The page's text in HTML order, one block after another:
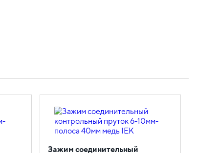
Зажим соединительный